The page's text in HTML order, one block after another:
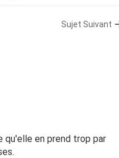
Sujet Suivant
qu'elle en prend trop par